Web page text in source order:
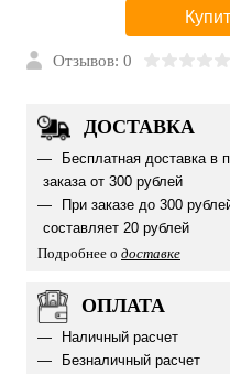
Отзывов: 0
ДОСТАВКА
Бесплатная доставка
заказа от 300 рублей
При заказе до 300
составляет 20 рублей
Подробнее о доставке
ОПЛАТА
Наличный расчет
Безналичный расчет